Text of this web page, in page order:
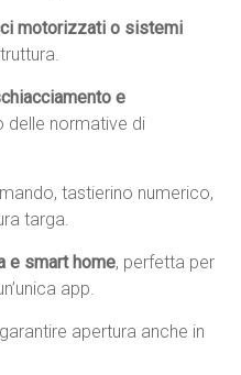
motorizzati o sistemi
e
delle normative di
tastierino numerico,
targa.
e smart home, perfetta per
app.
apertura anche in